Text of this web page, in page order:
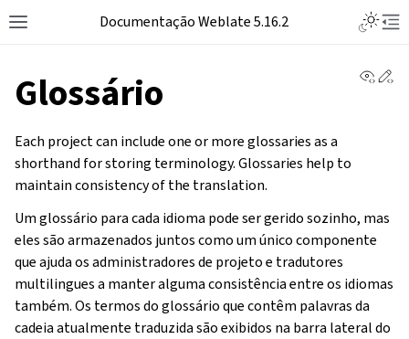
Documentação Weblate 5.16.2
Glossário
Each project can include one or more glossaries as a
shorthand for storing terminology. Glossaries help to
maintain consistency of the translation.
Um glossário para cada idioma pode ser gerido sozinho, mas
eles são armazenados juntos como um único componente
que ajuda os administradores de projeto e tradutores
multilingues a manter alguma consistência entre os idiomas
também. Os termos do glossário que contêm palavras da
cadeia atualmente traduzida são exibidos na barra lateral do